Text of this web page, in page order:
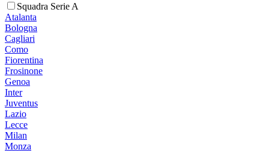
Squadra Serie A
Atalanta
Bologna
Cagliari
Como
Fiorentina
Frosinone
Genoa
Inter
Juventus
Lazio
Lecce
Milan
Monza